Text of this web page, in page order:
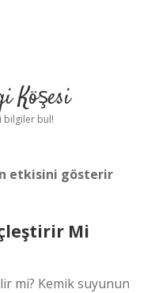
Köşesi
bilgiler bul!
etkisini gösterir
Mi
mi? Kemik suyunun